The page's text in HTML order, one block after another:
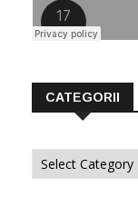
CATEGORII
Categorii